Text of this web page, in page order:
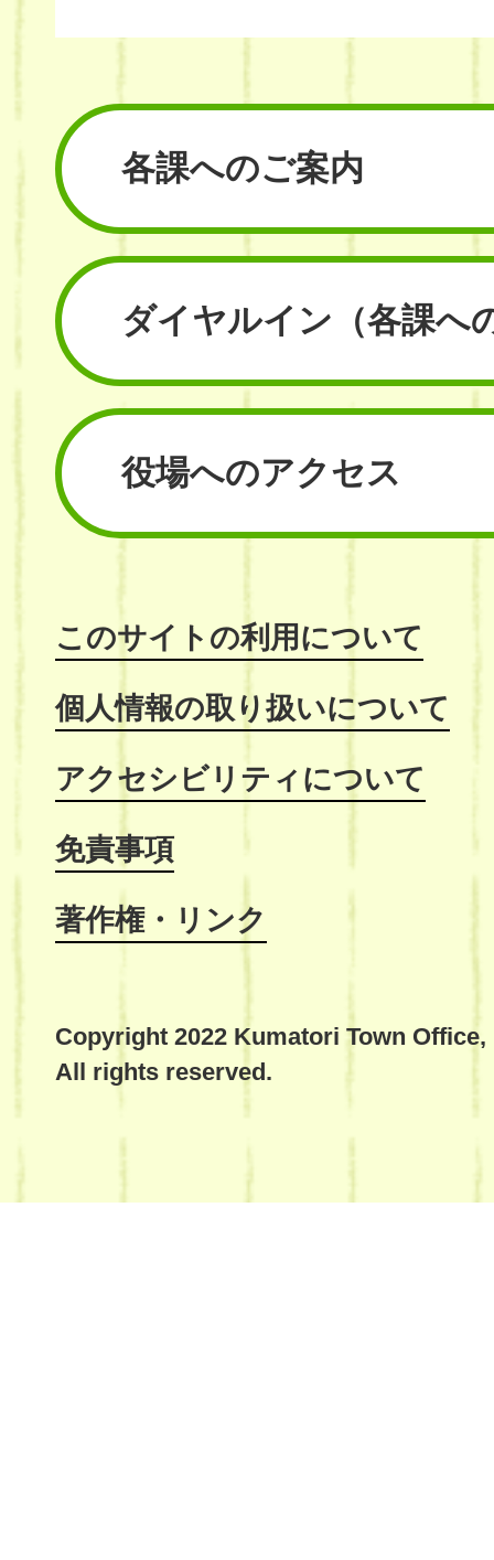
各課へのご案内
ダイヤルイン （各課へ
役場へのアクセス
このサイトの利用について
個人情報の取り扱いについて
アクセシビリティについて
免責事項
著作権・リンク
Copyright 2022 Kumatori Town Office,
All rights reserved.